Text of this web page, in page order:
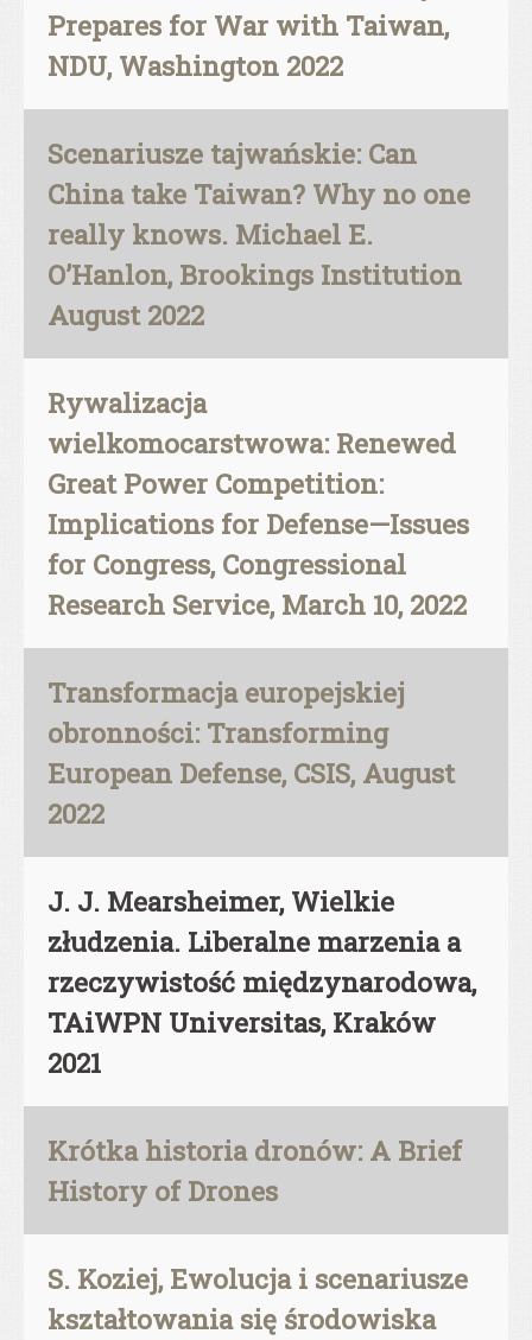
Prepares for War with Taiwan,
NDU, Washington 2022
Scenariusze tajwańskie: Can
China take Taiwan? Why no one
really knows. Michael E.
O’Hanlon, Brookings Institution
August 2022
Rywalizacja
wielkomocarstwowa: Renewed
Great Power Competition:
Implications for Defense—Issues
for Congress, Congressional
Research Service, March 10, 2022
Transformacja europejskiej
obronności: Transforming
European Defense, CSIS, August
2022
J. J. Mearsheimer, Wielkie
złudzenia. Liberalne marzenia a
rzeczywistość międzynarodowa,
TAiWPN Universitas, Kraków
2021
Krótka historia dronów: A Brief
History of Drones
S. Koziej, Ewolucja i scenariusze
kształtowania się środowiska